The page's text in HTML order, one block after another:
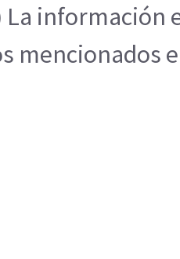
La información
mencionados